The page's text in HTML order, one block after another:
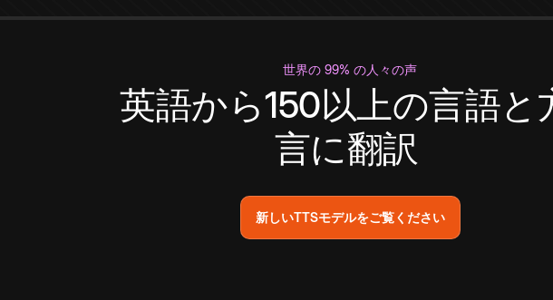
世界の 99% の人々の声
英語から150以上の言語と
言に翻訳
新しいTTSモデルをご覧ください